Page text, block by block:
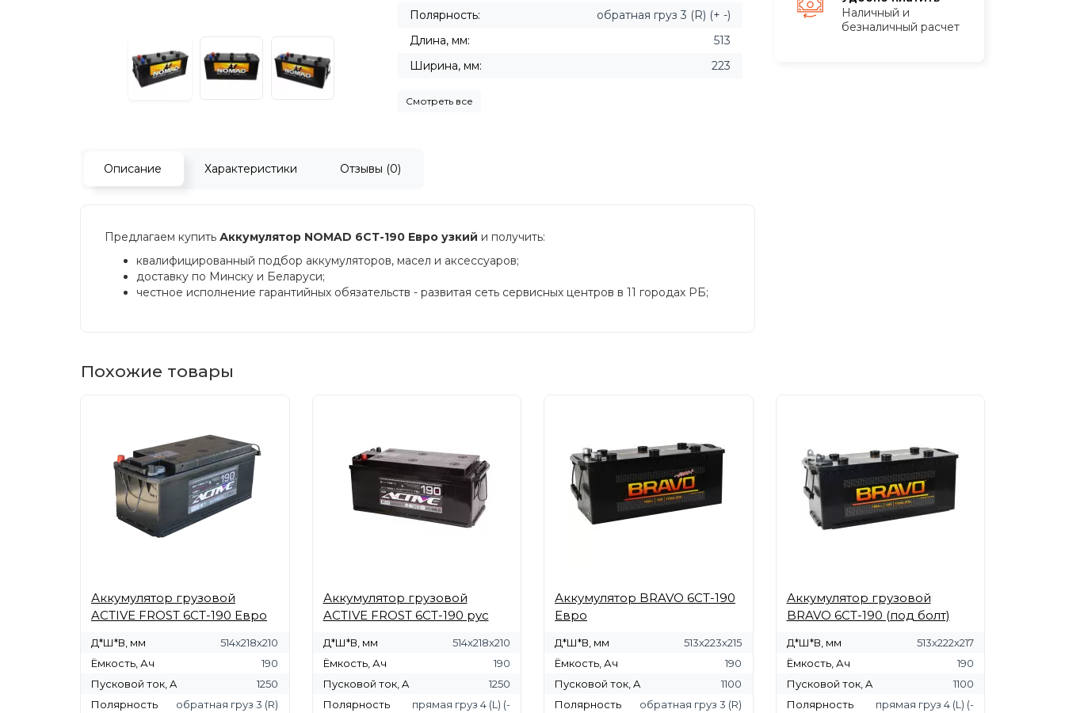
Полярность:
обратная груз 3 (R) (+ -)
Длина, мм:
513
Ширина, мм:
223
Смотреть все
Наличный и
безналичный расчет
Описание Характеристики Отзывы (0)
Предлагаем купить Аккумулятор NOMAD 6СТ-190 Евро узкий и получить:
квалифицированный подбор аккумуляторов, масел и аксессуаров;
доставку по Минску и Беларуси;
честное исполнение гарантийных обязательств - развитая сеть сервисных центров в 11 городах РБ;
Похожие товары
Аккумулятор грузовой
ACTIVE FROST 6СТ-190 Евро
Д*Ш*В, мм
514x218x210
Ёмкость, Ач
190
Пусковой ток, A
1250
Полярность
обратная груз 3 (R)
Аккумулятор грузовой
ACTIVE FROST 6СТ-190 рус
Д*Ш*В, мм
514x218x210
Ёмкость, Ач
190
Пусковой ток, A
1250
Полярность
прямая груз 4 (L) (-
Аккумулятор BRAVO 6СТ-190
Евро
Д*Ш*В, мм
513х223х215
Ёмкость, Ач
190
Пусковой ток, A
1100
Полярность
обратная груз 3 (R)
Аккумулятор грузовой
BRAVO 6СТ-190 (под болт)
Д*Ш*В, мм
513х222х217
Ёмкость, Ач
190
Пусковой ток, A
1100
Полярность
прямая груз 4 (L) (-